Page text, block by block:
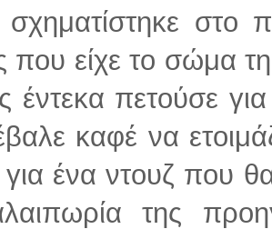
στο
που είχε το σώμα
έντεκα πετούσε
καφέ να
ένα ντουζ που
της